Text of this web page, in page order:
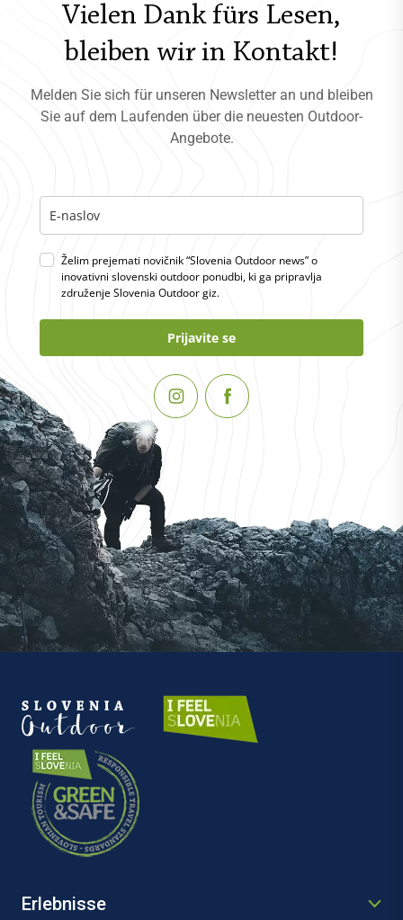
Vielen Dank fürs Lesen,
bleiben wir in Kontakt!
Melden Sie sich für unseren Newsletter an und bleiben
Sie auf dem Laufenden über die neuesten Outdoor-
Angebote.
Želim prejemati novičnik “Slovenia Outdoor news” o
inovativni slovenski outdoor ponudbi, ki ga pripravlja
združenje Slovenia Outdoor giz.
Prijavite se
Erlebnisse